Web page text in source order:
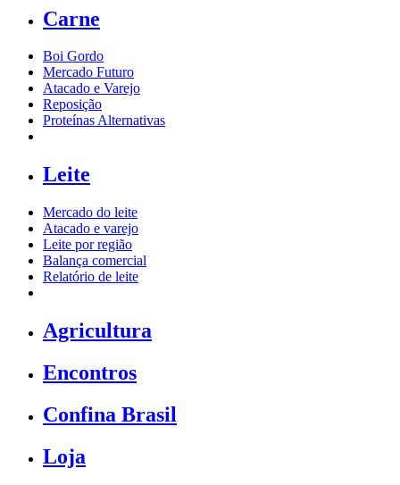
Carne
Boi Gordo
Mercado Futuro
Atacado e Varejo
Reposição
Proteínas Alternativas
Leite
Mercado do leite
Atacado e varejo
Leite por região
Balança comercial
Relatório de leite
Agricultura
Encontros
Confina Brasil
Loja